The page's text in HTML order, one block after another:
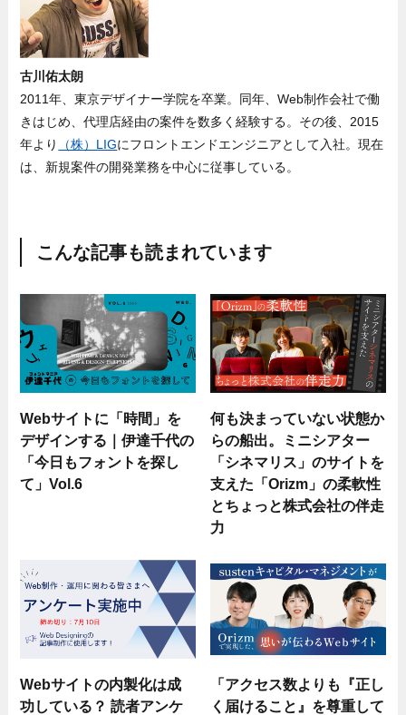
古川佑太朗
2011年、東京デザイナー学院を卒業。同年、Web制作会社で働
きはじめ、代理店経由の案件を数多く経験する。その後、2015
年より
（株）LIGにフロントエンドエンジニアとして入社。現在
は、新規案件の開発業務を中心に従事している。
こんな記事も読まれています
Webサイトに「時間」を
デザインする｜伊達千代の
「今日もフォントを探し
て」Vol.6
何も決まっていない状態か
らの船出。ミニシアター
「シネマリス」のサイトを
支えた「Orizm」の柔軟性
とちょっと株式会社の伴走
力
Webサイトの内製化は成
功している？ 読者アンケ
「アクセス数よりも『正し
く届けること』を尊重して